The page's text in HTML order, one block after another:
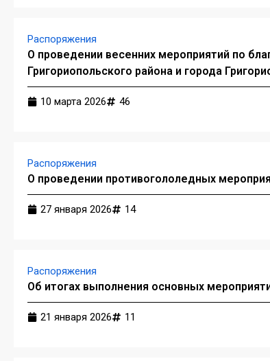
Распоряжения
О проведении весенних мероприятий по
Григориопольского района и города
10 марта 2026 46
Распоряжения
О проведении противогололедных
27 января 2026 14
Распоряжения
Об итогах выполнения основных
21 января 2026 11